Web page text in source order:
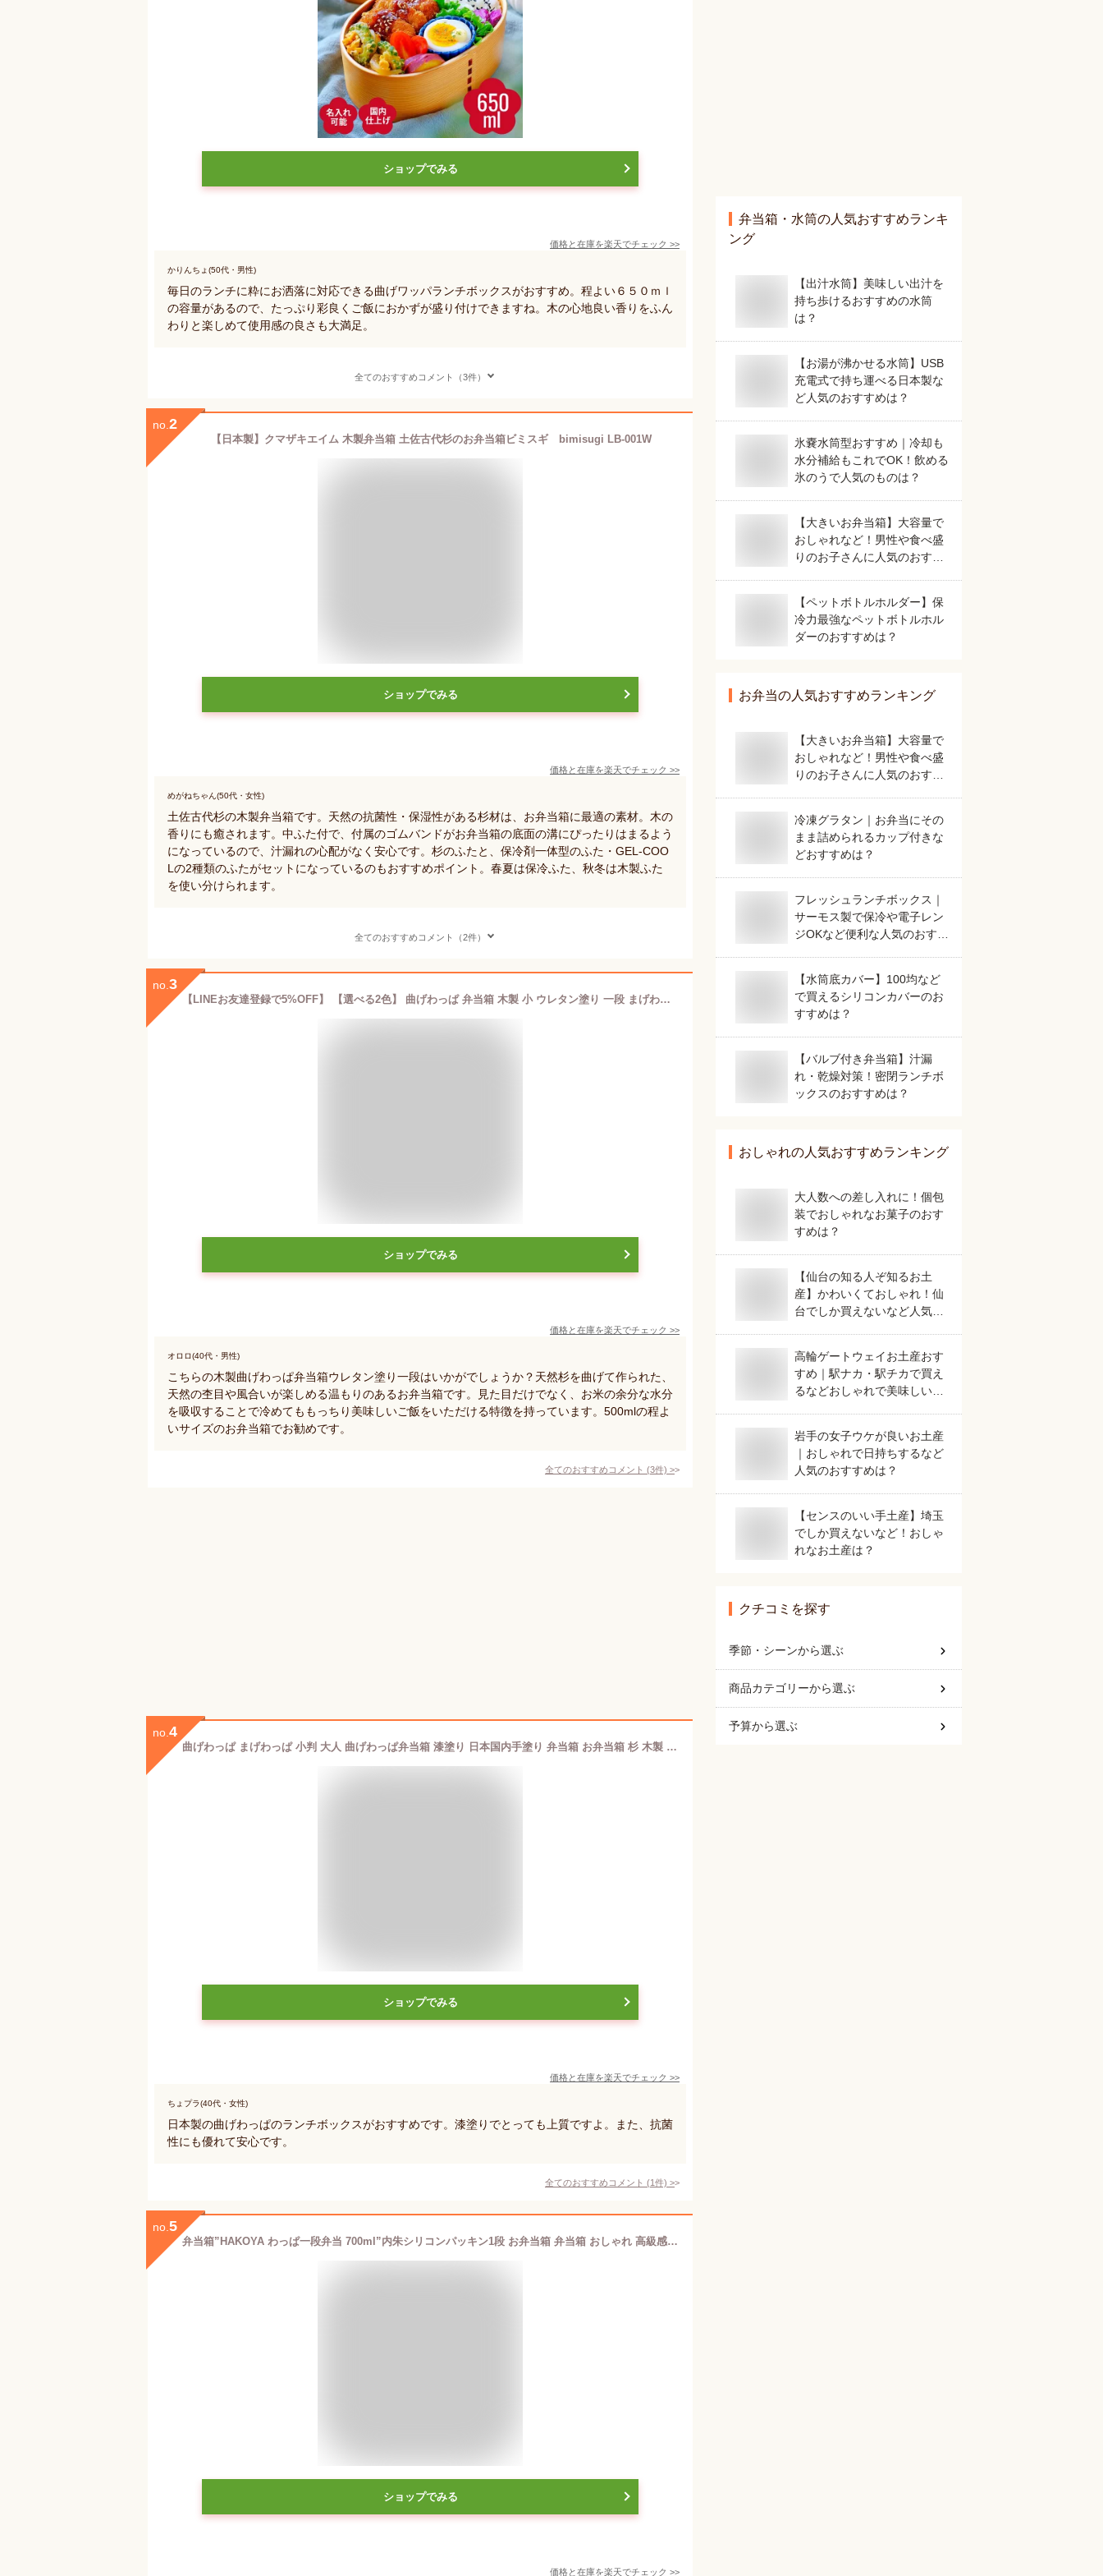
ショップでみる
価格と在庫を楽天でチェック >>
かりんちょ(50代・男性)
毎日のランチに粋にお洒落に対応できる曲げワッパランチボックスがおすすめ。程よい６５０ｍｌ
の容量があるので、たっぷり彩良くご飯におかずが盛り付けできますね。木の心地良い香りをふん
わりと楽しめて使用感の良さも大満足。
全てのおすすめコメント（3件）
no. 2
【日本製】クマザキエイム 木製弁当箱 土佐古代杉のお弁当箱ビミスギ bimisugi LB-001W
ショップでみる
価格と在庫を楽天でチェック >>
めがねちゃん(50代・女性)
土佐古代杉の木製弁当箱です。天然の抗菌性・保湿性がある杉材は、お弁当箱に最適の素材。木の
香りにも癒されます。中ふた付で、付属のゴムバンドがお弁当箱の底面の溝にぴったりはまるよう
になっているので、汁漏れの心配がなく安心です。杉のふたと、保冷剤一体型のふた・GEL-COO
Lの2種類のふたがセットになっているのもおすすめポイント。春夏は保冷ふた、秋冬は木製ふた
を使い分けられます。
全てのおすすめコメント（2件）
no. 3
【LINEお友達登録で5%OFF】 【選べる2色】 曲げわっぱ 弁当箱 木製 小 ウレタン塗り 一段 まげわっぱ お弁当 ランチボックス 遠足 運動会 一段 かわいい 可愛い 女子 男子 小学生 中学生 高校生 新生活 入学 社会人 PH03SW
ショップでみる
価格と在庫を楽天でチェック >>
オロロ(40代・男性)
こちらの木製曲げわっぱ弁当箱ウレタン塗り一段はいかがでしょうか？天然杉を曲げて作られた、
天然の杢目や風合いが楽しめる温もりのあるお弁当箱です。見た目だけでなく、お米の余分な水分
を吸収することで冷めてももっちり美味しいご飯をいただける特徴を持っています。500mlの程よ
いサイズのお弁当箱でお勧めです。
全てのおすすめコメント (3件) >
no. 4
曲げわっぱ まげわっぱ 小判 大人 曲げわっぱ弁当箱 漆塗り 日本国内手塗り 弁当箱 お弁当箱 杉 木製 抗菌
ショップでみる
価格と在庫を楽天でチェック >>
ちょプラ(40代・女性)
日本製の曲げわっぱのランチボックスがおすすめです。漆塗りでとっても上質ですよ。また、抗菌
性にも優れて安心です。
全てのおすすめコメント (1件) >
no. 5
弁当箱”HAKOYA わっぱ一段弁当 700ml”内朱シリコンパッキン1段 お弁当箱 弁当箱 おしゃれ 高級感 内塗り ギフト LUNCH BOX※
ショップでみる
価格と在庫を楽天でチェック >>
弁当箱・水筒の人気おすすめランキ
ング
【出汁水筒】美味しい出汁を
持ち歩けるおすすめの水筒
は？
【お湯が沸かせる水筒】USB
充電式で持ち運べる日本製な
ど人気のおすすめは？
氷嚢水筒型おすすめ｜冷却も
水分補給もこれでOK！飲める
氷のうで人気のものは？
【大きいお弁当箱】大容量で
おしゃれなど！男性や食べ盛
りのお子さんに人気のおすす
【ペットボトルホルダー】保
冷力最強なペットボトルホル
ダーのおすすめは？
お弁当の人気おすすめランキング
【大きいお弁当箱】大容量で
おしゃれなど！男性や食べ盛
りのお子さんに人気のおすす
冷凍グラタン｜お弁当にその
まま詰められるカップ付きな
どおすすめは？
フレッシュランチボックス｜
サーモス製で保冷や電子レン
ジOKなど便利な人気のおすす
【水筒底カバー】100均など
で買えるシリコンカバーのお
すすめは？
【バルブ付き弁当箱】汁漏
れ・乾燥対策！密閉ランチボ
ックスのおすすめは？
おしゃれの人気おすすめランキング
大人数への差し入れに！個包
装でおしゃれなお菓子のおす
すめは？
【仙台の知る人ぞ知るお土
産】かわいくておしゃれ！仙
台でしか買えないなど人気の
高輪ゲートウェイお土産おす
すめ｜駅ナカ・駅チカで買え
るなどおしゃれで美味しいも
岩手の女子ウケが良いお土産
｜おしゃれで日持ちするなど
人気のおすすめは？
【センスのいい手土産】埼玉
でしか買えないなど！おしゃ
れなお土産は？
クチコミを探す
季節・シーンから選ぶ
商品カテゴリーから選ぶ
予算から選ぶ